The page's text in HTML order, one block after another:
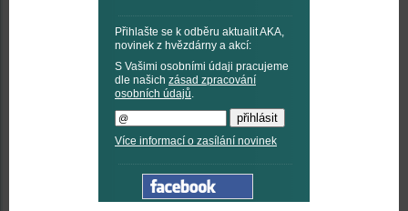
Přihlašte se k odběru aktualit AKA,
novinek z hvězdárny a akcí:
S Vašimi osobními údaji pracujeme
dle našich zásad zpracování
osobních údajů.
Více informací o zasílání novinek